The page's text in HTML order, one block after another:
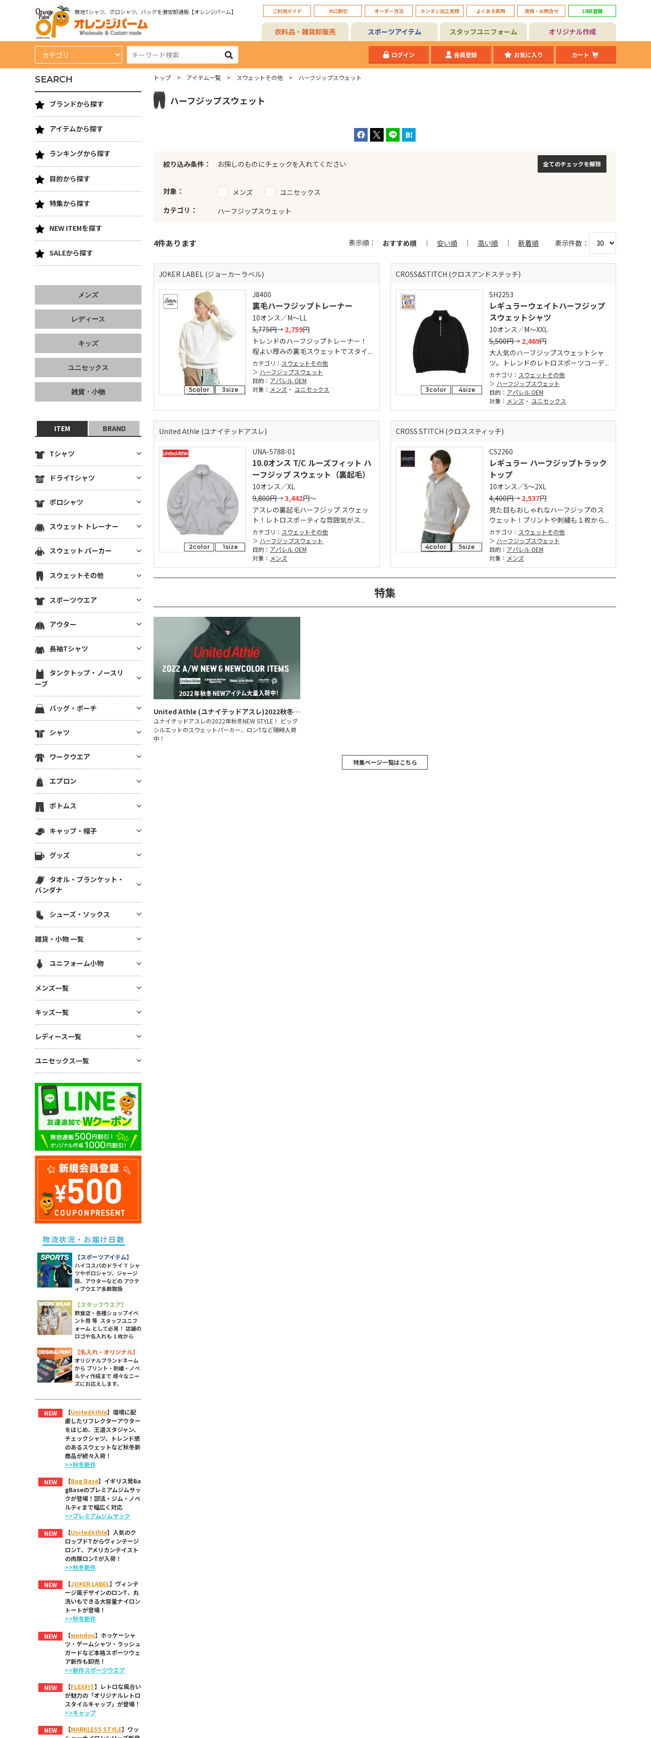
無地Tシャツ、ポロシャツ、バッグを激安卸通販【オレンジパーム】 ご利用ガイド 大口割引 オーダー方法 カンタン加工見積 よくある質問 見積・お問合せ LINE登録
衣料品・雑貨卸販売 スポーツアイテム スタッフユニフォーム オリジナル作成
ログイン 会員登録 お気に入り カート
トップ アイテム一覧 スウェットその他 ハーフジップスウェット
ハーフジップスウェット
全てのチェックを解除
絞り込み条件： お探しのものにチェックを入れてください
対象： メンズ
ユニセックス
カテゴリ：
ハーフジップスウェット
4件あります 表示順： おすすめ順 安い順 高い順 新着順 表示件数：
JOKER LABEL (ジョーカーラベル)
5color 3size
J8400
裏毛ハーフジップトレーナー
10オンス／M～LL
5,775円→ 2,759円
トレンドのハーフジップトレーナー！
程よい厚みの裏毛スウェットでスタイ...
カテゴリ： スウェットその他
ハーフジップスウェット
目的： アパレル OEM
対象： メンズ ・ ユニセックス
CROSS&STITCH (クロスアンドステッチ)
3color 4size
SH2253
レギュラーウェイトハーフジップ
スウェットシャツ
10オンス／M～XXL
5,500円→ 2,469円
大人気のハーフジップスウェットシャ
ツ。トレンドのレトロスポーツコーデ...
カテゴリ： スウェットその他
ハーフジップスウェット
目的： アパレル OEM
対象： メンズ・ ユニセックス
United Athle (ユナイテッドアスレ)
2color 1size
UNA-5788-01
10.0オンス T/C ルーズフィット ハ
ーフジップ スウェット（裏起毛）
10オンス／XL
9,800円→3,442円～
アスレの裏起毛ハーフジップ スウェッ
ト！レトロスポーティな雰囲気がス...
カテゴリ： スウェットその他
ハーフジップスウェット
目的： アパレル OEM
対象： メンズ
CROSS STITCH (クロススティッチ)
4color 5size
CS2260
レギュラー ハーフジップトラック
トップ
10オンス／S～2XL
4,400円→ 2,537円
見た目もおしゃれなハーフジップのス
ウェット！プリントや刺繍も１枚から...
カテゴリ： スウェットその他
ハーフジップスウェット
目的： アパレル OEM
対象： メンズ
特集
United Athle (ユナイテッドアスレ)2022秋冬新商品
ユナイテッドアスレの2022年秋冬NEW STYLE！ ビッグ
シルエットのスウェットパーカー、ロンTなど随時入荷
中！
特集ページ一覧はこちら
SEARCH
ブランドから探す
アイテムから探す
ランキングから探す
目的から探す
特集から探す
NEW ITEMを探す
SALEから探す
メンズ
レディース
キッズ
ユニセックス
雑貨・小物
ITEM BRAND
Tシャツ
定番無地Tシャツ
薄手Tシャツ(4.9oz以下)
中肉厚Tシャツ(5～5.5oz)
4oz)
VネックTシャツ
ポケットTシャツ
オーガニック・天然素材Tシャ
ツ
リサイクル素材Tシャツ
7分袖・5分袖（ハーフスリー
ブ）
ラグランTシャツ
後染め・タイダイTシャツ
クロップドTシャツ
きれいめ・上質プレミアムTシ
ボーダーTシャツ
グラフィックTシャツ
ワンピース・チュニック
メンズカットソー
その他Tシャツ
ドライTシャツ
定番無地ドライTシャツ
ドライTシャツ(半袖)
ドライTシャツ(長袖)
ドライノースリーブTシャツ
ドライTシャツその他
ポロシャツ
ドライポロシャツ(半袖)
ドライポロシャツ(長袖)
綿ポロシャツ(半袖)
綿ポロシャツ(長袖)
鹿の子ポロシャツ
ポケ無しポロシャツ
ポケ付きポロシャツ
ボタンダウンポロシャツ
スウェット トレーナー
薄手トレーナー(8.9oz以下)
中肉トレーナー(9～10.9oz)
厚手トレーナー(11oz～)
裏毛(裏パイル)トレーナー
裏起毛トレーナー
ドライスウェット トレーナー
ビッグシルエット トレーナー
スウェット パーカー
プルオーバーパーカー
ジップパーカー
薄手パーカー(8.9oz以下)
中肉パーカー(9～10.9oz)
厚手パーカー(11oz～)
裏毛(裏パイル)パーカー
裏起毛パーカー
ドライスウェット パーカー
パーカーその他
スウェットその他
スウェットパンツ
スウェットショーツ
スウェットジャケット
スウェットカーディガン
半袖スウェット
スポーツウエア
スポーツウエア トップス(半袖)
スポーツウエア トップス(長袖)
スポーツウエア ノースリーブ
ジャージ トラックパンツ
ハーフパンツ・ショーツ
ロングパンツ
スポーツ用インナー
ビブス
スポーツ ソックス
スポーツアクセサリー
アウター
ブルゾン(裏地なし)
ブルゾン(裏地あり)
ブルゾン(厚手・防寒）
イベントブルゾン
コーチジャケット
スタジアムジャンパー
スポーツジャケット
フリースジャケット
ポンチョ
はっぴ
その他ジャケット・アウター
長袖Tシャツ
定番無地長袖Tシャツ
ドライ・機能性長袖Tシャツ
薄手長袖Tシャツ(4.9oz以下)
中肉長袖厚Tシャツ(5～5.5oz)
ヘビーウエイト長袖Tシャツ(5.
6～6.4oz)
厚手長袖Tシャツ(6.5oz～)
ビッグシルエット長袖Tシャツ
Vネック長袖Tシャツ
後染め・ピグメント長袖Tシャ
その他長袖Tシャツ
タンクトップ・ノースリ
ーブ
タンクトップ
ノースリーブ
ドライノースリーブ
キャミソール
バッグ・ポーチ
コットンバッグ
キャンバストートバッグ
ナイロン・ポリエステルバッグ
保冷・保温バッグ
デニムバッグ
ショルダーバッグ
サコッシュ・スマホショルダー
エコ素材(SDGs) バッグ・ポー
チ
麻(ヘンプ)・ジュートバッグ
ポーチ
シャツ
半袖シャツ
長袖シャツ
7分袖・5分袖シャツ
ワークシャツ
チェックシャツ
アロハ・柄物シャツ
シャツジャケット
ワークウエア
ワークシャツ(半袖)
ワークシャツ(長袖)
ワークパンツ
ワーク系アウター
つなぎ・オーバーオール
調理服・コックウェア
スクラブ
白衣・医療用ジャケット
ワンピース・ナースウエア
エプロン
胸当てエプロン
ショートエプロン
ミドルエプロン
ロング(ソムリエ)エプロン
帆前掛け
ボトムス
ロングパンツ
ハーフパンツ
ショーツ
スウェットパンツ(裏毛)
スウェットパンツ(裏起毛)
ワークパンツ
ドライ素材パンツ
コットン・T/Cパンツ
ナイロンパンツ
ミリタリーパンツ
レギンス・スパッツ
その他ボトムス
キャップ・帽子
キャップ
ニットキャップ
ハット
メッシュキャップ
コットンキャップ
フラットバイザーキャップ
キャスケット・ハンチング・ベ
レー
グッズ
マグカップ・湯呑
ボトル・タンブラー
ステーショナリー
アルバム・フォトフレーム
キーホルダー
モバイル・PC関連グッズ
デスク雑貨
生活雑貨
インテリア雑貨
時計
暑さ・紫外線対策 / 保冷グッ
ズ・扇風機
あったかグッズ・フリース
傘・レイングッズ
除菌・衛生・ヘルスケアグッズ
防災グッズ
ライト
ソックス
ラッピング・ショッパー・ギフ
トバッグ・包材
イベント・観戦グッズ
パーツ・付属品
スポーツグッズ
その他雑貨
タオル・ブランケット・
バンダナ
無地タオル
バンダナ(三角巾)・ハンカチ
ハンカチタオル
フェイスタオル
マフラータオル
バスタオル
リストバンド
シューズ・ソックス
シューズ
ソックス
雑貨・小物 一覧
ユニフォーム小物
ネクタイ・コックタイ
三角巾
バンダナ・スカーフ
メンズ一覧
メンズTシャツ
メンズ ドライTシャツ
メンズ ポロシャツ
メンズ トレーナー
メンズ パーカー
メンズ スウェットパンツ
メンズ ボトムス
メンズ 長袖Tシャツ
メンズ スポーツアイテム
メンズ ワークウエア
メンズ アウター
メンズ タンクトップ
メンズ シャツ
キッズ一覧
キッズTシャツ
ベビー用アイテム
キッズ ドライTシャツ
キッズ ドライポロシャツ
キッズ トレーナー
キッズ パーカー
キッズ スウェットパンツ
キッズ 長袖Tシャツ
キッズ スポーツアイテム
キッズ アウター
キッズ ボトムス
レディース一覧
レディース Tシャツ
レディース ドライTシャツ
レディース ポロシャツ
レディース ドライポロシャツ
レディース トレーナー
レディース パーカー
レディース スウェットパンツ
レディース 長袖Tシャツ
レディース スポーツアイテム
レディース ワークウエア
レディース シャツ
レディース アウター
レディース タンク・キャミ
レディース ボトムス
ユニセックス一覧
ユニセックス ドライTシャツ
ユニセックス トレーナー
ユニセックス ポロシャツ
ユニセックス パーカー
ユニセックス 長袖Tシャツ
ユニセックス スポーツアイテム
ユニセックス アウター
ユニセックス シャツ
物流状況・お届け日数
【スポーツアイテム】
ハイコスパのドライ T シャ
ツやポロシャツ、ジャージ
類、アウターなどの アクテ
ィブウエア多数取扱
【スタッフウエア】
飲食店・各種ショップイベ
ント用 等 スタッフユニフ
ォーム として必見！ 店舗の
ロゴや名入れも 1 枚から
【名入れ・オリジナル】
オリジナルブランドネーム
から プリント・刺繍・ノベ
ルティ作成まで 様々なニー
ズにお応えします。
NEW 【UnitedAthle】環境に配
慮したリフレクターアウター
をはじめ、王道スタジャン、
チェックシャツ、トレンド感
のあるスウェットなど秋冬新
商品が続々入荷！
>>秋冬新作
NEW 【Bag Base】イギリス発Ba
gBaseのプレミアムジムサッ
クが登場！部活・ジム・ノベ
ルティまで幅広く対応
>>プレミアムジムサック
NEW 【UnitedAthle】人気のク
ロップドTからヴィンテージ
ロンT、アメリカンテイスト
の肉厚ロンTが入荷！
>>秋冬新作
NEW 【JOKER LABEL】ヴィンテ
ージ風デザインのロンT、丸
洗いもできる大容量ナイロン
トートが登場！
>>秋冬新作
NEW 【wundou】ホッケーシャ
ツ・ゲームシャツ・ラッシュ
ガードなど本格スポーツウェ
ア新作も卸売！
>>新作スポーツウエア
NEW 【FLEXFIT】レトロな風合い
が魅力の「オリジナルレトロ
スタイルキャップ」が登場！
>>キャップ
NEW 【MARKLESS STYLE】ワッ